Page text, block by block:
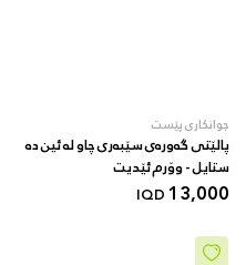
جوانکاری پێست
پالێتی گەورەی سێبەری چاو لە ئین دە
ستایل - وۆرم ئێدیت
13,000
IQD